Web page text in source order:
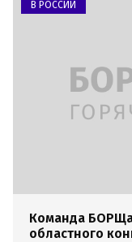
В РОССИИ
Команда
областного